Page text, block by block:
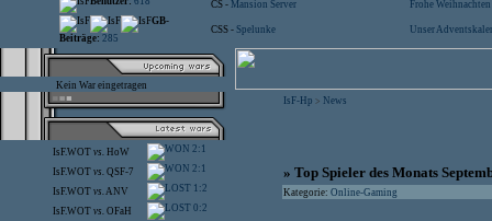
CS - Mansion Server
Frohe
GB-
Beiträge: 285
CSS - Spelunke Unser
Kein War eingetragen
IsF.WOT vs. HoW 2:1
IsF.WOT vs. QSF-7 2:1
IsF.WOT vs.ANV 1:2
IsF.WOT vs. OFaH 0:2
IsF-Hp > News
» Top Spieler des Monats
Kategorie: Online-Gaming